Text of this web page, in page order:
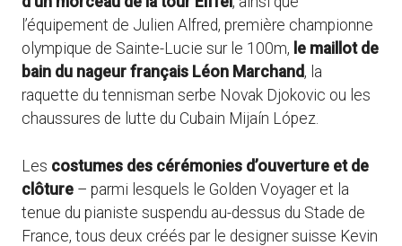
l’équipement de Julien Alfred, première championne
olympique de Sainte-Lucie sur le 100m, le maillot de
bain du nageur français Léon Marchand, la
raquette du tennisman serbe Novak Djokovic ou les
chaussures de lutte du Cubain Mijaín López.
Les costumes des cérémonies d’ouverture et de
clôture – parmi lesquels le Golden Voyager et la
tenue du pianiste suspendu au-dessus du Stade de
France, tous deux créés par le designer suisse Kevin